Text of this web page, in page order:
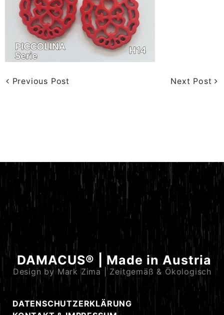
Previous Post Next Post
DAMACUS® | Made in Austria
Design by Mark Zima | Zeitgemäß & Ökologisch
DATENSCHUTZERKLÄRUNG